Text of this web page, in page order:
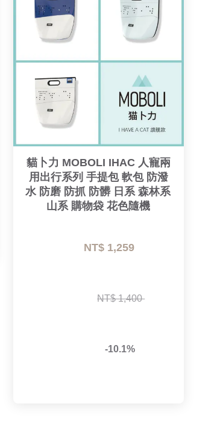
貓卜力 MOBOLI IHAC 人寵兩
用出行系列 手提包 軟包 防潑
水 防磨 防抓 防髒 日系 森林系
山系 購物袋 花色隨機
NT$ 1,259
NT$ 1,400
-10.1%